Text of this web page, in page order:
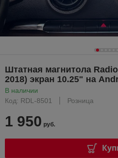
Штатная магнитола
2018) экран 10.25" на
В наличии
Код: RDL-8501
Розница
1 950 руб.